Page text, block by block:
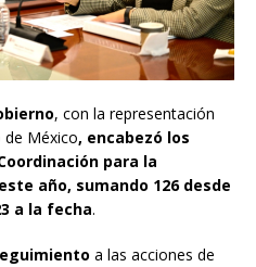
, con la representación
de México, encabezó los
para la
año, sumando 126 desde
a la fecha.
a las acciones de